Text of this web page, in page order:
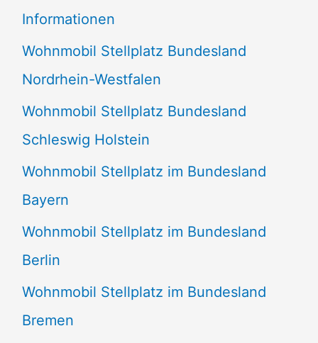
n
n
a
c
h
:
Informationen
Wohnmobil Stellplatz Bundesland
Nordrhein-Westfalen
Wohnmobil Stellplatz Bundesland
Schleswig Holstein
Wohnmobil Stellplatz im Bundesland
Bayern
Wohnmobil Stellplatz im Bundesland
Berlin
Wohnmobil Stellplatz im Bundesland
Bremen